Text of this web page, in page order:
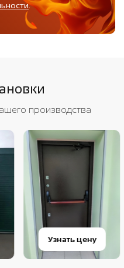
.
производства
Узнать цену